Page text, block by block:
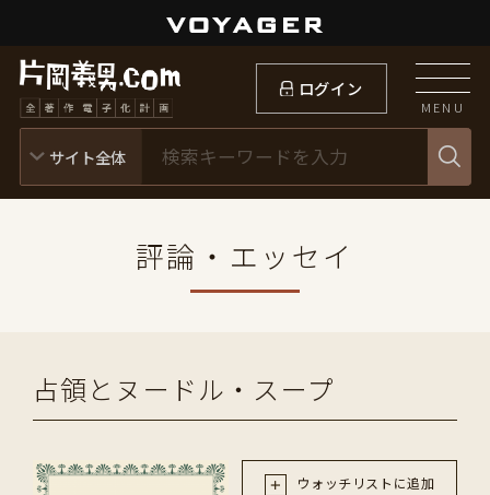
ログイン
MENU
評論・エッセイ
占領とヌードル・スープ
ウォッチリストに追加